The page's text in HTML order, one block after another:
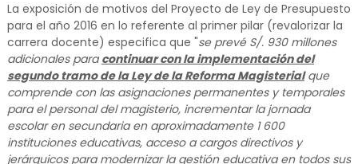
La exposición de motivos del Proyecto de Ley de Presupuesto
para el año 2016 en lo referente al primer pilar (revalorizar la
carrera docente) especifica que "se prevé S/. 930 millones
adicionales paracontinuar con la implementación del
segundo tramo de la Ley de la Reforma Magisterialque
comprende con las asignaciones permanentes y temporales
para el personal del magisterio, incrementar la jornada
escolar en secundaria en aproximadamente 1 600
instituciones educativas, acceso a cargos directivos y
jerárquicos para modernizar la gestión educativa en todos sus